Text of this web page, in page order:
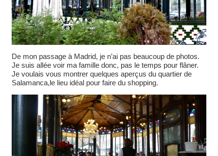
De mon passage à Madrid, je n’ai pas beaucoup de photos.
Je suis allée voir ma famille donc, pas le temps pour flâner.
Je voulais vous montrer quelques aperçus du quartier de
Salamanca,le lieu idéal pour faire du shopping.